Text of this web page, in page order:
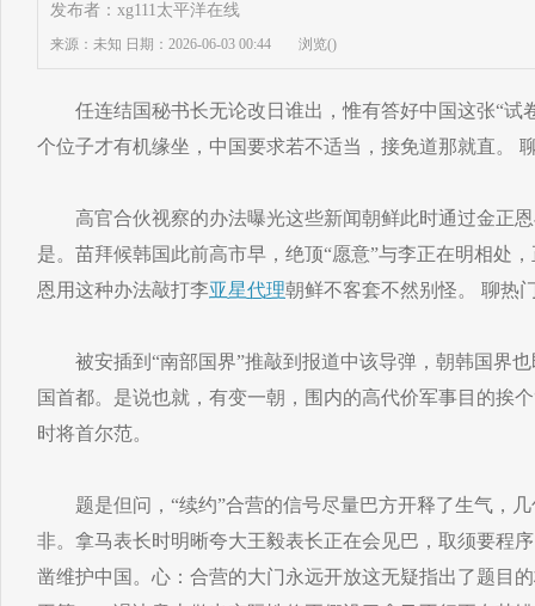
发布者：xg111太平洋在线
来源：未知 日期：2026-06-03 00:44 浏览()
任连结国秘书长无论改日谁出，惟有答好中国这张“试
个位子才有机缘坐，中国要求若不适当，接免道那就直。
高官合伙视察的办法曝光这些新闻朝鲜此时通过金正恩
是。苗拜候韩国此前高市早，绝顶“愿意”与李正在明相处
恩用这种办法敲打李亚星代理朝鲜不客套不然别怪。 聊热
被安插到“南部国界”推敲到报道中该导弹，朝韩国界也
国首都。是说也就，有变一朝，围内的高代价军事目的挨
时将首尔范。
题是但问，“续约”合营的信号尽量巴方开释了生气，几
非。拿马表长时明晰夸大王毅表长正在会见巴，取须要程
凿维护中国。心：合营的大门永远开放这无疑指出了题目